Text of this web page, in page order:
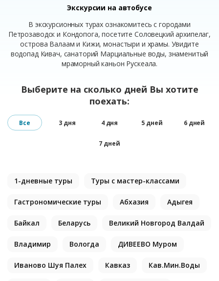
Экскурсии на автобусе
В экскурсионных турах ознакомитесь с городами
Петрозаводск и Кондопога, посетите Соловецкий архипелаг,
острова Валаам и Кижи, монастыри и храмы. Увидите
водопад Кивач, санаторий Марциальные воды, знаменитый
мраморный каньон Рускеала.
Выберите на сколько дней Вы хотите
поехать:
Все 3 дня 4 дня 5 дней 6 дней
7 дней
1-дневные туры Туры с мастер-классами
Гастрономические туры Абхазия Адыгея
Байкал Беларусь Великий Новгород Валдай
Владимир Вологда ДИВЕЕВО Муром
Иваново Шуя Палех Кавказ Кав.Мин.Воды